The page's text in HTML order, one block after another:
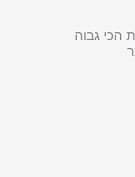
הכי גבוה